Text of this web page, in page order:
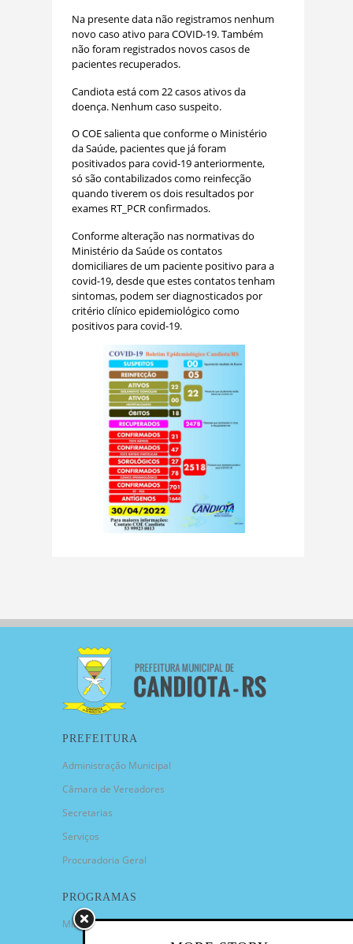
Na presente data não registramos nenhum
novo caso ativo para COVID-19. Também
não foram registrados novos casos de
pacientes recuperados.
Candiota está com 22 casos ativos da
doença. Nenhum caso suspeito.
O COE salienta que conforme o Ministério
da Saúde, pacientes que já foram
positivados para covid-19 anteriormente,
só são contabilizados como reinfecção
quando tiverem os dois resultados por
exames RT_PCR confirmados.
Conforme alteração nas normativas do
Ministério da Saúde os contatos
domiciliares de um paciente positivo para a
covid-19, desde que estes contatos tenham
sintomas, podem ser diagnosticados por
critério clínico epidemiológico como
positivos para covid-19.
PREFEITURA
Administração Municipal
Câmara de Vereadores
Secretarias
Serviços
Procuradoria Geral
PROGRAMAS
Minha Casa Minha Vida